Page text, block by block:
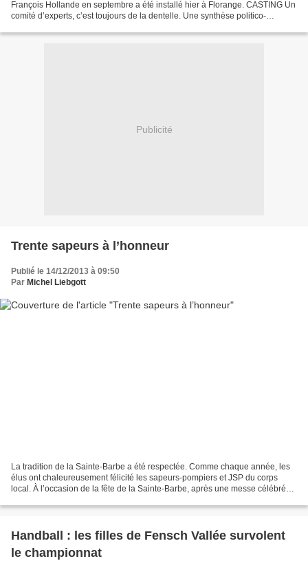
François Hollande en septembre a été installé hier à Florange. CASTING Un
comité d’experts, c’est toujours de la dentelle. Une synthèse politico-
Publicité
Trente sapeurs à l’honneur
Publié le 14/12/2013 à 09:50
Par Michel Liebgott
La tradition de la Sainte-Barbe a été respectée. Comme chaque année, les
élus ont chaleureusement félicité les sapeurs-pompiers et JSP du corps
local. À l’occasion de la fête de la Sainte-Barbe, après une messe célébrée
Handball : les filles de Fensch Vallée survolent
le championnat